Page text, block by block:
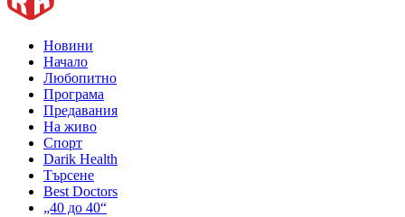
Новини
Начало
Любопитно
Програма
Предавания
На живо
Спорт
Darik Health
Търсене
Best Doctors
„40 до 40“